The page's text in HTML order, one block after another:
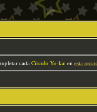
cada Círculo Yo-kai en esta